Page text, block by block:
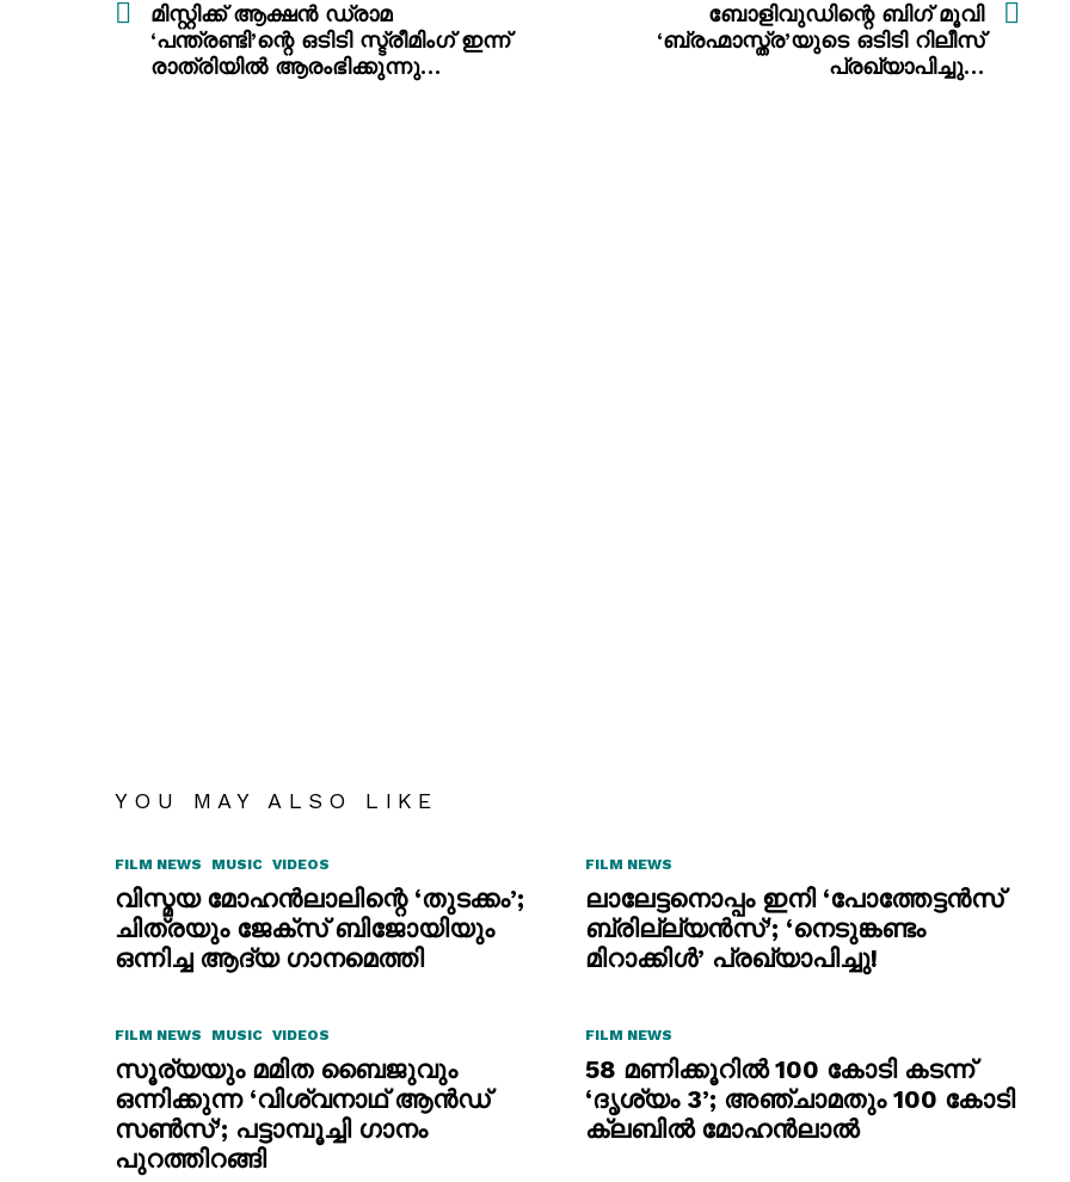
moreമിസ്റ്റിക്ക് ആക്ഷന്‍ ഡ്രാമ
‘പന്ത്രണ്ടി’ന്റെ ഒടിടി സ്ട്രീമിംഗ് ഇന്ന്
രാത്രിയില്‍ ആരംഭിക്കുന്നു…
ബോളിവുഡിന്റെ ബിഗ് മൂവി
‘ബ്രഹ്മാസ്ത്ര’യുടെ ഒടിടി റിലീസ്
പ്രഖ്യാപിച്ചു…
YOU MAY ALSO LIKE
FILM NEWS MUSIC VIDEOS
വിസ്മയ മോഹൻലാലിന്റെ ‘തുടക്കം’;
ചിത്രയും ജേക്സ് ബിജോയിയും
ഒന്നിച്ച ആദ്യ ഗാനമെത്തി
FILM NEWS
ലാലേട്ടനൊപ്പം ഇനി ‘പോത്തേട്ടൻസ്
ബ്രില്ല്യൻസ്’; ‘നെടുങ്കണ്ടം
മിറാക്കിൾ’ പ്രഖ്യാപിച്ചു!
FILM NEWS MUSIC VIDEOS
സൂര്യയും മമിത ബൈജുവും
ഒന്നിക്കുന്ന ‘വിശ്വനാഥ് ആൻഡ്
സൺസ്’; പട്ടാമ്പൂച്ചി ഗാനം
പുറത്തിറങ്ങി
FILM NEWS
58 മണിക്കൂറിൽ 100 കോടി കടന്ന്
‘ദൃശ്യം 3’; അഞ്ചാമതും 100 കോടി
ക്ലബിൽ മോഹൻലാൽ